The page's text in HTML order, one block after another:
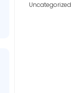
Uncategorized